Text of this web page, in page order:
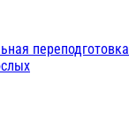
переподготовка